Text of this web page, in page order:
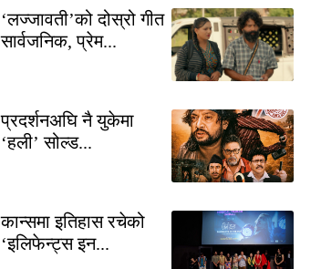
‘लज्जावती’को दोस्रो गीत
सार्वजनिक, प्रेम...
प्रदर्शनअघि नै युकेमा
‘हली’ सोल्ड...
कान्समा इतिहास रचेको
‘इलिफेन्ट्स इन...